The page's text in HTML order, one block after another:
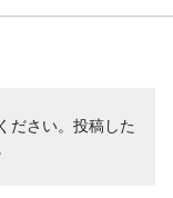
ださい。投稿した